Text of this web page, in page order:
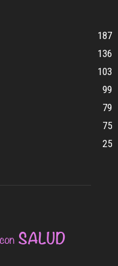
187
136
103
99
79
75
25